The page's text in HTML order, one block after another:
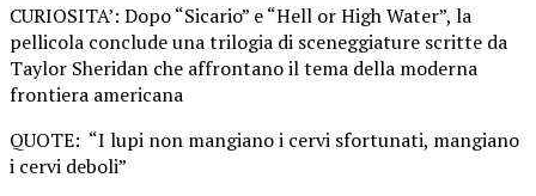
CURIOSITA’: Dopo “Sicario” e “Hell or High Water”, la
pellicola conclude una trilogia di sceneggiature scritte da
Taylor Sheridan che affrontano il tema della moderna
frontiera americana
QUOTE: “I lupi non mangiano i cervi sfortunati, mangiano
i cervi deboli”